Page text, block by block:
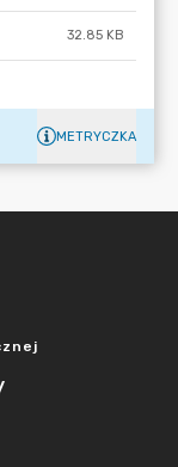
32.85 KB
METRYCZKA